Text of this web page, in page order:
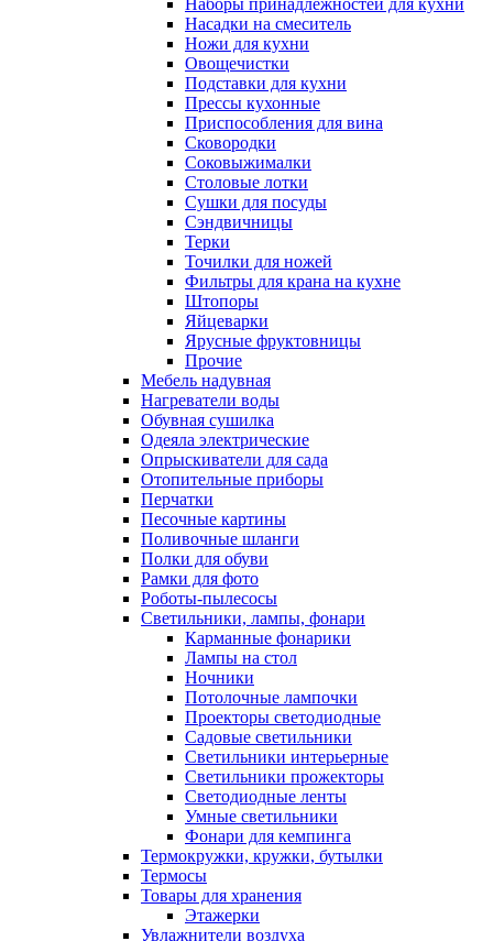
Наборы принадлежностей для кухни
Насадки на смеситель
Ножи для кухни
Овощечистки
Подставки для кухни
Прессы кухонные
Приспособления для вина
Сковородки
Соковыжималки
Столовые лотки
Сушки для посуды
Сэндвичницы
Терки
Точилки для ножей
Фильтры для крана на кухне
Штопоры
Яйцеварки
Ярусные фруктовницы
Прочие
Мебель надувная
Нагреватели воды
Обувная сушилка
Одеяла электрические
Опрыскиватели для сада
Отопительные приборы
Перчатки
Песочные картины
Поливочные шланги
Полки для обуви
Рамки для фото
Роботы-пылесосы
Светильники, лампы, фонари
Карманные фонарики
Лампы на стол
Ночники
Потолочные лампочки
Проекторы светодиодные
Садовые светильники
Светильники интерьерные
Светильники прожекторы
Светодиодные ленты
Умные светильники
Фонари для кемпинга
Термокружки, кружки, бутылки
Термосы
Товары для хранения
Этажерки
Увлажнители воздуха